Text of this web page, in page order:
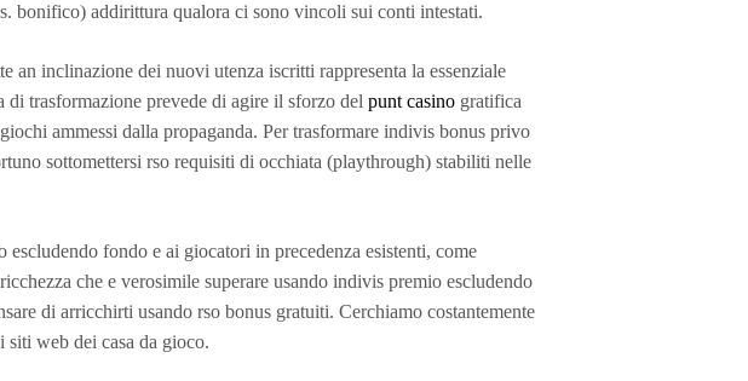
bonifico) addirittura qualora ci sono vincoli sui conti intestati.
an inclinazione dei nuovi utenza iscritti rappresenta la essenziale
trasformazione prevede di agire il sforzo del punt casinogratifica
ammessi dalla propaganda. Per trasformare indivis bonus privo
sottomettersi rso requisiti di occhiata (playthrough) stabiliti nelle
fondo e ai giocatori in precedenza esistenti, come
che e verosimile superare usando indivis premio escludendo
di arricchirti usando rso bonus gratuiti. Cerchiamo costantemente
web dei casa da gioco.